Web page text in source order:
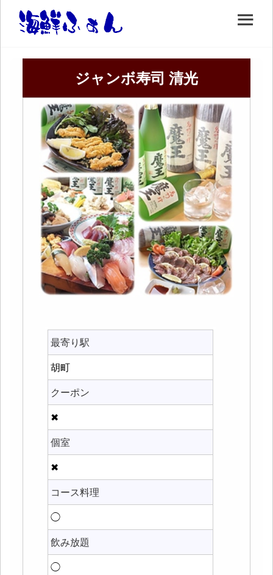
ジャンボ寿司 清光
最寄り駅
胡町
クーポン
✖
個室
✖
コース料理
◯
飲み放題
◯